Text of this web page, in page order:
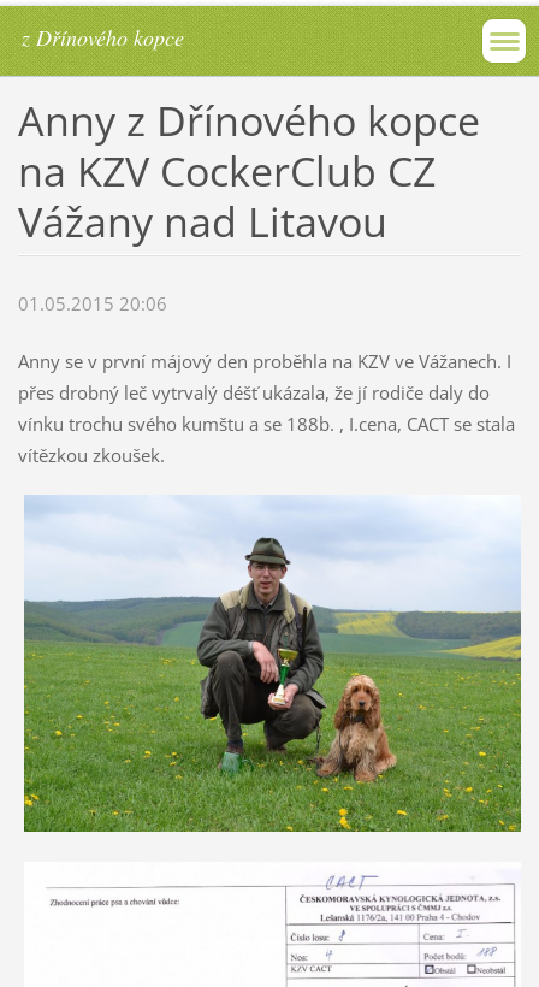
z Dřínového kopce
Anny z Dřínového kopce
na KZV CockerClub CZ
Vážany nad Litavou
01.05.2015 20:06
Anny se v první májový den proběhla na KZV ve Vážanech. I
přes drobný leč vytrvalý déšť ukázala, že jí rodiče daly do
vínku trochu svého kumštu a se 188b. , I.cena, CACT se stala
vítězkou zkoušek.